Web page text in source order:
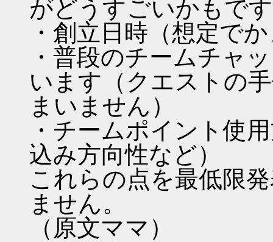
がどうすごいかもで
・創立日時（想定で
・普段のチームチャ
います（クエストの
まいません）
・チームポイント使
込み方向性など）
これらの点を最低限
ません。
（原文ママ）